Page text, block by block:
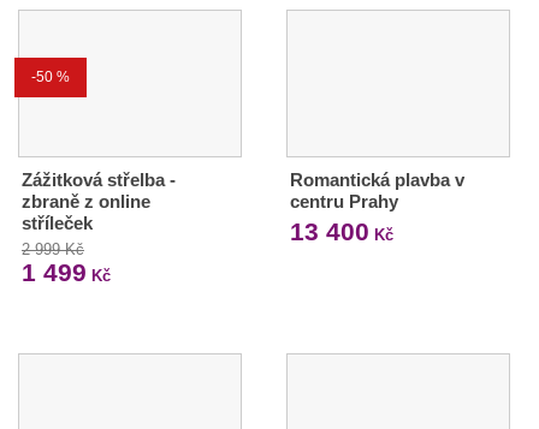
-50 %
Zážitková střelba -
zbraně z online
stříleček
2 999 Kč
1 499 Kč
Romantická plavba v
centru Prahy
13 400 Kč